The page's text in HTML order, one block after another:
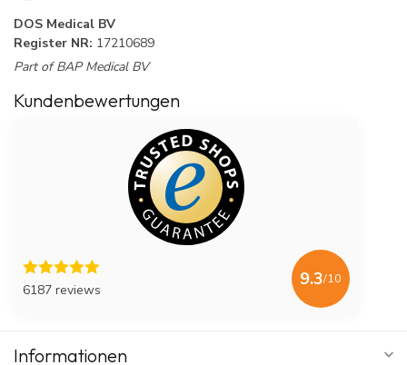
DOS Medical BV
Register NR: 17210689
Part of BAP Medical BV
Kundenbewertungen
6187 reviews
9.3/10
Informationen